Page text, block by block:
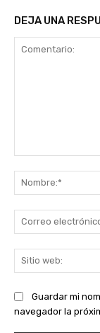
DEJA UNA
Guardar mi
navegador la